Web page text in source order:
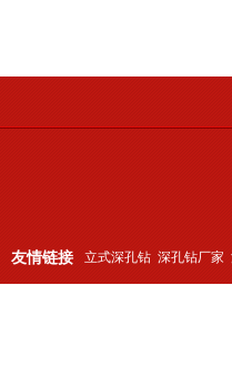
友情链接 立式深孔钻 深孔钻厂家